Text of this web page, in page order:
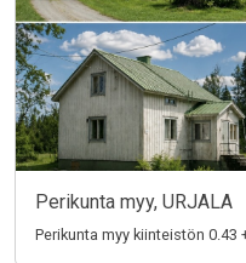
Perikunta myy, URJALA
Perikunta myy kiinteistön 0.43